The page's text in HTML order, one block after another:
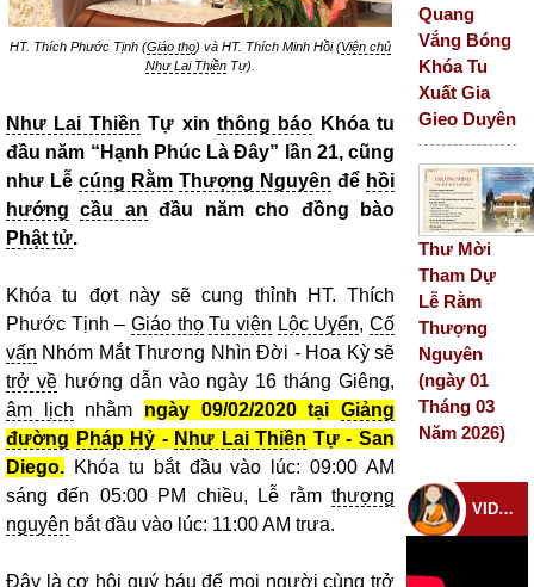
HT. Thích Phước Tịnh (Giáo thọ) và HT. Thích Minh Hồi (Viện chủ
Như Lai Thiền Tự).
Như Lai Thiền Tự xin thông báo Khóa tu
đầu năm “Hạnh Phúc Là Đây” lần 21, cũng
như Lễ cúng Rằm Thượng Nguyên để hồi
hướng
cầu an đầu năm cho đồng bào
Phật tử.
Khóa tu đợt này sẽ cung thỉnh HT. Thích
Phước Tịnh – Giáo thọ Tu viện Lộc Uyển,Cố
vấn Nhóm Mắt Thương Nhìn Đời - Hoa Kỳ sẽ
trở vềhướng dẫn vào ngày 16 tháng Giêng,
âm lịch nhằm ngày 09/02/2020 tạiGiảng
đường Pháp Hỷ - Như Lai Thiền Tự - San
Diego. Khóa tu bắt đầu vào lúc: 09:00 AM
sáng đến 05:00 PM chiều, Lễ rằm thượng
nguyên bắt đầu vào lúc: 11:00 AM trưa.
Đây làcơ hội quý báu để mọi người cùngtrở
Quang
Vắng Bóng
Khóa Tu
Xuất Gia
Gieo Duyên
Thư Mời
Tham Dự
Lễ Rằm
Thượng
Nguyên
(ngày 01
Tháng 03
Năm 2026)
VIDEO CHÙA